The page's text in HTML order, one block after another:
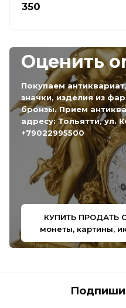
350
Оценить
Покупаем
значки, изделия из
бронзы. Прием
адресу: Тольятти, ул.
+79022995500
КУПИТЬ ПРОДАТЬ
монеты, картины,